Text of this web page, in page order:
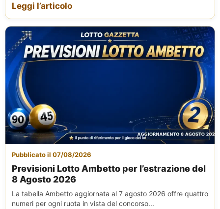
Leggi l’articolo
Pubblicato il 07/08/2026
Previsioni Lotto Ambetto per l’estrazione del
8 Agosto 2026
La tabella Ambetto aggiornata al 7 agosto 2026 offre quattro
numeri per ogni ruota in vista del concorso...